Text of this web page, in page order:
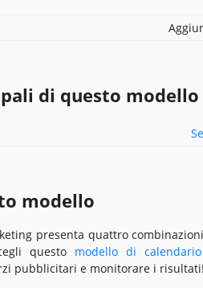
di questo modello
modello
presenta quattro
questo modello di
pubblicitari e monitorare i risultati!